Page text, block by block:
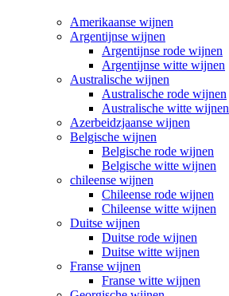
Amerikaanse wijnen
Argentijnse wijnen
Argentijnse rode wijnen
Argentijnse witte wijnen
Australische wijnen
Australische rode wijnen
Australische witte wijnen
Azerbeidzjaanse wijnen
Belgische wijnen
Belgische rode wijnen
Belgische witte wijnen
chileense wijnen
Chileense rode wijnen
Chileense witte wijnen
Duitse wijnen
Duitse rode wijnen
Duitse witte wijnen
Franse wijnen
Franse witte wijnen